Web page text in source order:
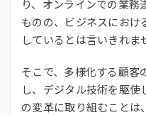
り、オンラインでの業務
ものの、ビジネスにお
しているとは言いきれま
そこで、多様化する顧客
し、デジタル技術を駆
の変革に取り組むことは